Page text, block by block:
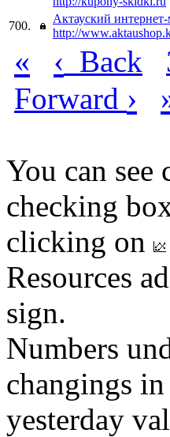
700.
Актауский интернет-
http://
« ‹ Back
Forward ›
You can see
checking
clicking on
Resources
sign.
Numbers
changings
yesterday